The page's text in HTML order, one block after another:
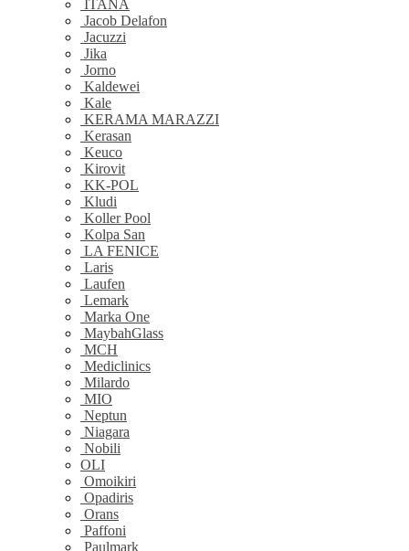
ITANA
Jacob Delafon
Jacuzzi
Jika
Jorno
Kaldewei
Kale
KERAMA MARAZZI
Kerasan
Keuco
Kirovit
KK-POL
Kludi
Koller Pool
Kolpa San
LA FENICE
Laris
Laufen
Lemark
Marka One
MaybahGlass
MCH
Mediclinics
Milardo
MIO
Neptun
Niagara
Nobili
OLI
Omoikiri
Opadiris
Orans
Paffoni
Paulmark